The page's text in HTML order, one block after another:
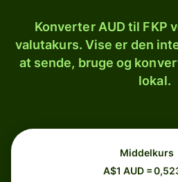
Konverter AUD til FKP
valutakurs. Vise er den
at sende, bruge og
lokal.
Middelkurs
A$1 AUD =